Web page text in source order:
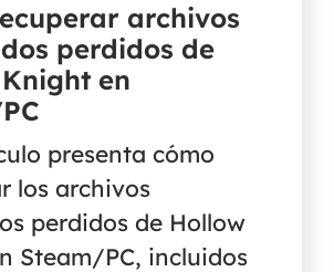
archivos
perdidos de
en
presenta cómo
los archivos
perdidos de Hollow
Steam/PC, incluidos